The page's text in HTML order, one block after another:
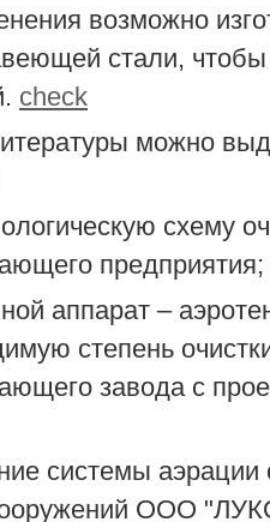
возможно
стали,
check
можно
схему
предприятия;
аппарат –
степень
завода с
системы аэрации
ООО